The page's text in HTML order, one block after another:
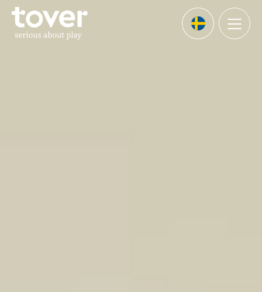
Hoppa till huvudinnehållet
Languages
Menu